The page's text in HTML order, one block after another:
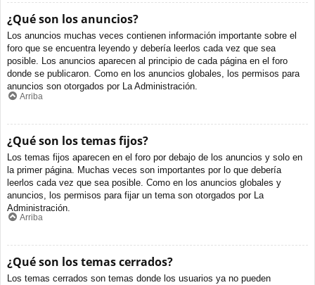
¿Qué son los anuncios?
Los anuncios muchas veces contienen información importante sobre el
foro que se encuentra leyendo y debería leerlos cada vez que sea
posible. Los anuncios aparecen al principio de cada página en el foro
donde se publicaron. Como en los anuncios globales, los permisos para
anuncios son otorgados por La Administración.
Arriba
¿Qué son los temas fijos?
Los temas fijos aparecen en el foro por debajo de los anuncios y solo en
la primer página. Muchas veces son importantes por lo que debería
leerlos cada vez que sea posible. Como en los anuncios globales y
anuncios, los permisos para fijar un tema son otorgados por La
Administración.
Arriba
¿Qué son los temas cerrados?
Los temas cerrados son temas donde los usuarios ya no pueden